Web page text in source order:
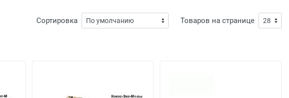
Сортировка Товаров на странице